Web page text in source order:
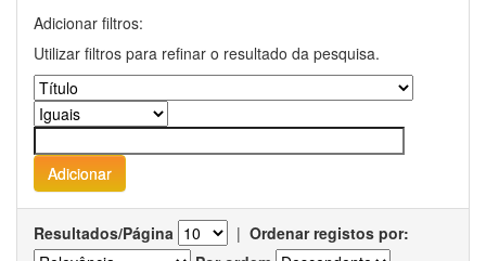
Adicionar filtros:
Utilizar filtros para refinar o resultado da pesquisa.
Resultados/Página | Ordenar registos por: